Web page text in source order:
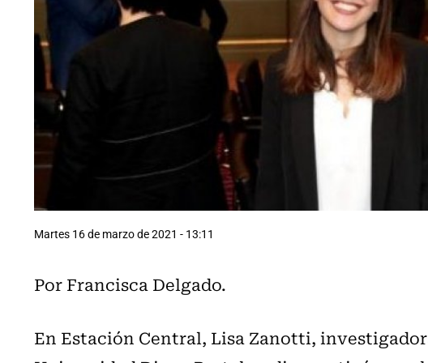
Martes 16 de marzo de 2021 - 13:11
Por Francisca Delgado.
En Estación Central, Lisa Zanotti,